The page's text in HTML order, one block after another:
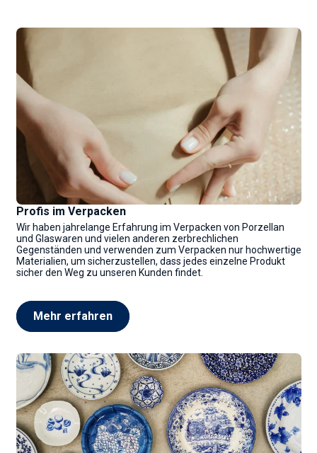
Profis im Verpacken
Wir haben jahrelange Erfahrung im Verpacken von Porzellan
und Glaswaren und vielen anderen zerbrechlichen
Gegenständen und verwenden zum Verpacken nur hochwertige
Materialien, um sicherzustellen, dass jedes einzelne Produkt
sicher den Weg zu unseren Kunden findet.
Mehr erfahren